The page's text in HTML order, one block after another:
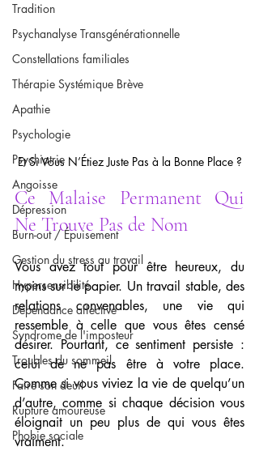
Tradition
Psychanalyse Transgénérationnelle
Constellations familiales
Thérapie Systémique Brève
Apathie
Psychologie
Psychiatrie
Angoisse
Dépression
Burn-out / Épuisement
Gestion du stress au travail
Hypersensibilité
Dépendance affective
Syndrome de l'imposteur
Troubles du sommeil
Faire son deuil
Rupture amoureuse
Phobie sociale
Et Si Vous N’Étiez Juste Pas à la Bonne Place ?
Ce Malaise Permanent Qui
Ne Trouve Pas de Nom
Vous avez tout pour être heureux, du
moins sur le papier. Un travail stable, des
relations convenables, une vie qui
ressemble à celle que vous êtes censé
désirer. Pourtant, ce sentiment persiste :
celui de ne pas être à votre place.
Comme si vous viviez la vie de quelqu’un
d’autre, comme si chaque décision vous
éloignait un peu plus de qui vous êtes
vraiment.